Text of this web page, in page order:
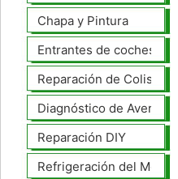
Chapa y Pintura
Entrantes de coches
Reparación de Colisiones
Diagnóstico de Averías
Reparación DIY
Refrigeración del Motor